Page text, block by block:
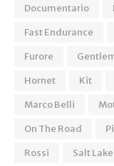
Documentario
Fast Endurance
Furore
Hornet
Kit
Marco Belli
On The Road
Rossi
Salt Lake